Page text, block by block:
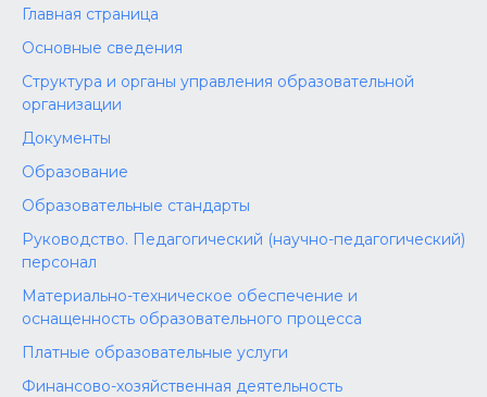
Главная страница
Основные сведения
Структура и органы управления образовательной
организации
Документы
Образование
Образовательные стандарты
Руководство. Педагогический (научно-педагогический)
персонал
Материально-техническое обеспечение и
оснащенность образовательного процесса
Платные образовательные услуги
Финансово-хозяйственная деятельность